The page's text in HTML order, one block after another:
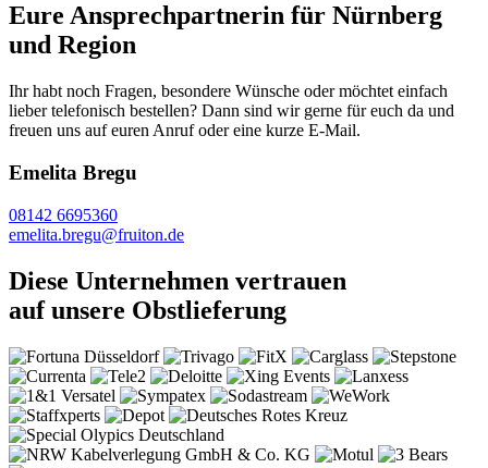
Eure Ansprechpartnerin für Nürnberg
und Region
Ihr habt noch Fragen, besondere Wünsche oder möchtet einfach
lieber telefonisch bestellen? Dann sind wir gerne für euch da und
freuen uns auf euren Anruf oder eine kurze E-Mail.
Emelita Bregu
08142 6695360
emelita.bregu@fruiton.de
Diese Unternehmen vertrauen
auf unsere Obstlieferung